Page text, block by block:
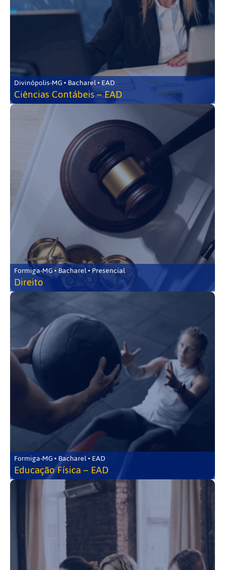
Divinópolis-MG • Bacharel • EAD
Ciências Contábeis – EAD
Formiga-MG • Bacharel • Presencial
Direito
Formiga-MG • Bacharel • EAD
Educação Física – EAD